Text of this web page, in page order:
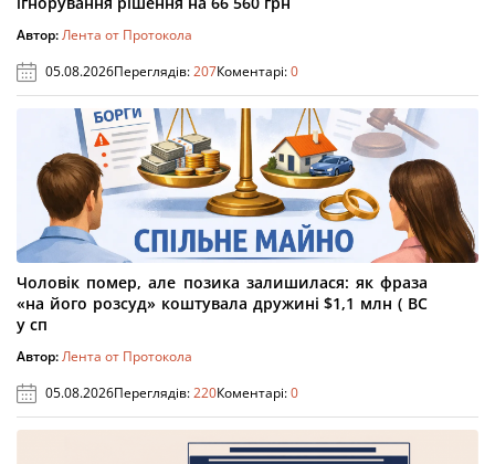
Автор:Лента от Протокола
05.08.2026Переглядів:207Коментарі:0
Чоловік помер, але позика залишилася: як фраза
«на його розсуд» коштувала дружині $1,1 млн ( ВС
у сп
Автор:Лента от Протокола
05.08.2026Переглядів:220Коментарі:0